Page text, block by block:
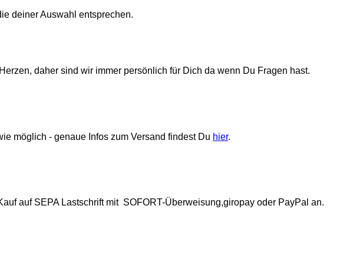
deiner Auswahl entsprechen.
daher sind wir immer persönlich für Dich da wenn Du Fragen hast.
möglich - genaue Infos zum Versand findest Du hier.
auf SEPA Lastschrift mit SOFORT-Überweisung,giropay oder PayPal an.